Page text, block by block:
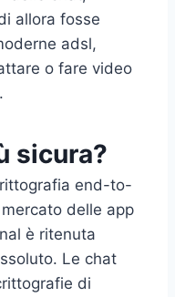
allora fosse
adsl,
o fare video
sicura?
end-to-
delle app
è ritenuta
Le chat
di